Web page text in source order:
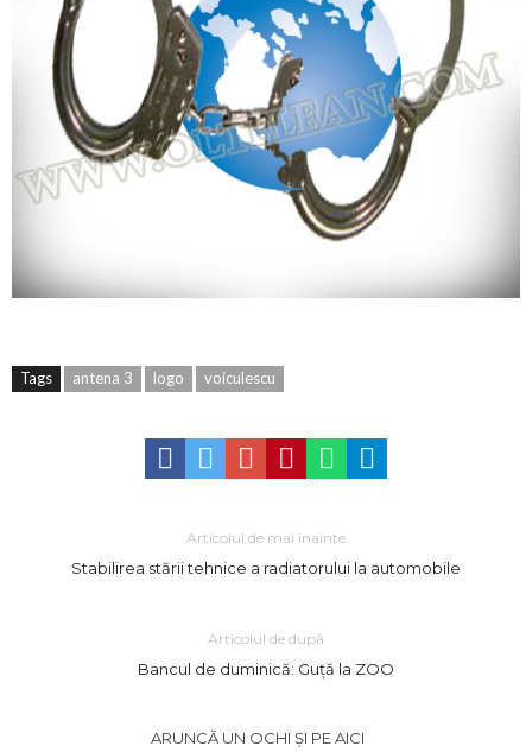
Tags antena 3 logo voiculescu
Articolul de mai înainte
Stabilirea stării tehnice a radiatorului la automobile
Articolul de după
Bancul de duminică: Guță la ZOO
ARUNCĂ UN OCHI ȘI PE AICI